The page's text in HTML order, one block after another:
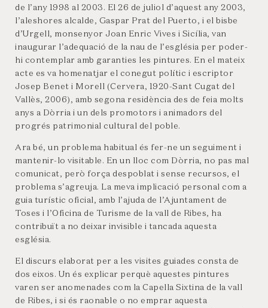
de l’any 1998 al 2003. El 26 de juliol d’aquest any 2003,
l’aleshores alcalde, Gaspar Prat del Puerto, i el bisbe
d’Urgell, monsenyor Joan Enric Vives i Sicília, van
inaugurar l’adequació de la nau de l’església per poder-
hi contemplar amb garanties les pintures. En el mateix
acte es va homenatjar el conegut polític i escriptor
Josep Benet i Morell (Cervera, 1920-Sant Cugat del
Vallès, 2006), amb segona residència des de feia molts
anys a Dòrria i un dels promotors i animadors del
progrés patrimonial cultural del poble.
Ara bé, un problema habitual és fer-ne un seguiment i
mantenir-lo visitable. En un lloc com Dòrria, no pas mal
comunicat, però força despoblat i sense recursos, el
problema s’agreuja. La meva implicació personal com a
guia turístic oficial, amb l’ajuda de l’Ajuntament de
Toses i l’Oficina de Turisme de la vall de Ribes, ha
contribuït a no deixar invisible i tancada aquesta
església.
El discurs elaborat per a les visites guiades consta de
dos eixos. Un és explicar perquè aquestes pintures
varen ser anomenades com la Capella Sixtina de la vall
de Ribes, i si és raonable o no emprar aquesta